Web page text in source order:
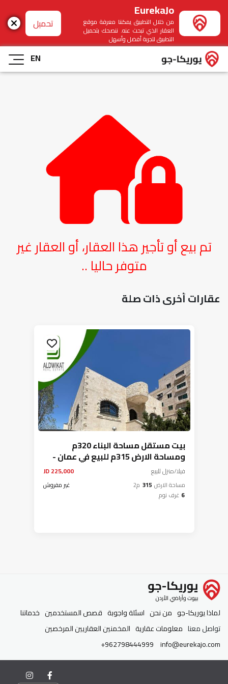
EurekaJo
من خلال التطبيق يمكننا معرفة موقع
العقار الذي تبحث عنه. ننصحك بتحميل
التطبيق لتجربة أفضل وأسهل
تحميل
EN
تم بيع أو تأجير هذا العقار، أو العقار غير
متوفر حاليا ..
عقارات أخرى ذات صلة
بيت مستقل مساحة البناء 320م
ومساحة الارض 315م للبيع في عمان -
الياسمين
فيلا/منزلللبيع 225,000 JD
مساحة الارض 315 م2
غير مفروش
6 غرف نوم
لماذا يوريكا-جو من نحن اسئلة واجوبة قصص المستخدمين خدماتنا
تواصل معنا معلومات عقارية المخمنين العقاريين المرخصين
info@eurekajo.com
+962798444999